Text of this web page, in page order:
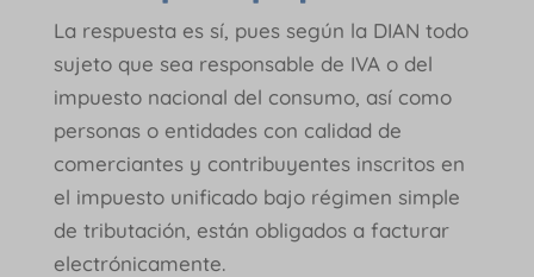
La respuesta es sí, pues según la DIAN todo
sujeto que sea responsable de IVA o del
impuesto nacional del consumo, así como
personas o entidades con calidad de
comerciantes y contribuyentes inscritos en
el impuesto unificado bajo régimen simple
de tributación, están obligados a facturar
electrónicamente.